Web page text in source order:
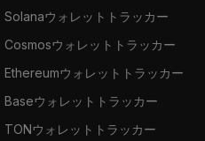
Solanaウォレットトラッカー
Cosmosウォレットトラッカー
Ethereumウォレットトラッカー
Baseウォレットトラッカー
TONウォレットトラッカー